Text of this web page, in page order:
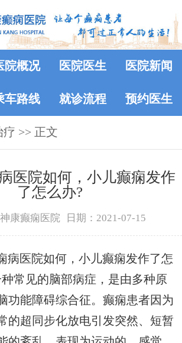
院概况 医院医生 医院新闻
车路线 就诊流程 预约医生
疗 >> 正文
医院如何，小儿癫痫发作
了怎么办?
康癫痫医院 日期：2021-07-15
病医院如何，小儿癫痫发作了怎
常见的脑部病症，是由多种原
功能障碍综合征。癫痫患者因为
的超同步化放电引发突然、短暂